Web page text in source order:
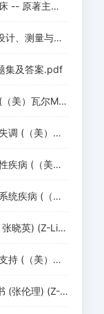
-- d473fc2bc03a4db4065d8c8145e8eb91 -- Anna’s Archive.pdf
良主编) (Z-Library).pdf
集及答案.pdf
主编) (Z-Library).pdf
雅敏，徐彦贵主译) (Z-Library).pdf
元，吕晓菊，杨帆主译) (Z-Library).pdf
；王长连，吴钢主译) (Z-Library).pdf
) (Z-Library).pdf
；吕迁洲主译) (Z-Library).pdf
) (Z-Library).pdf